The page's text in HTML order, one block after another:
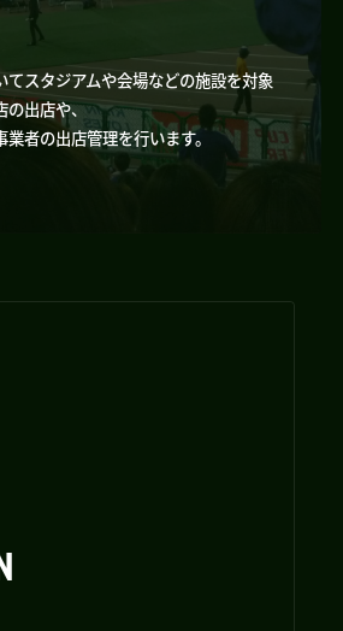
てスタジアムや会場などの施設を対象
の出店や、
者の出店管理を行います。